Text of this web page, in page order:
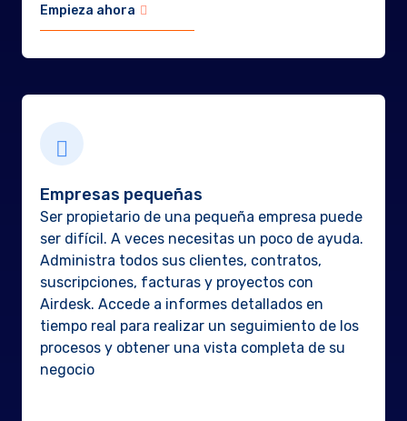
Empieza ahora
Empresas pequeñas
Ser propietario de una pequeña empresa puede
ser difícil. A veces necesitas un poco de ayuda.
Administra todos sus clientes, contratos,
suscripciones, facturas y proyectos con
Airdesk. Accede a informes detallados en
tiempo real para realizar un seguimiento de los
procesos y obtener una vista completa de su
negocio